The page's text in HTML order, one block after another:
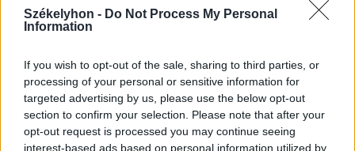
Székelyhon - Do Not Process My Personal
Information
If you wish to opt-out of the sale, sharing to third parties, or
processing of your personal or sensitive information for
targeted advertising by us, please use the below opt-out
section to confirm your selection. Please note that after your
opt-out request is processed you may continue seeing
interest-based ads based on personal information utilized by
szóljon hozzá!
Ezek is érdekelhetik
Székelyhon